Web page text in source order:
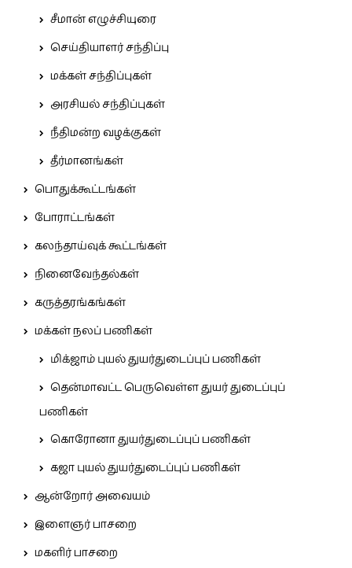
சீமான் எழுச்சியுரை
செய்தியாளர் சந்திப்பு
மக்கள் சந்திப்புகள்
அரசியல் சந்திப்புகள்
நீதிமன்ற வழக்குகள்
தீர்மானங்கள்
பொதுக்கூட்டங்கள்
போராட்டங்கள்
கலந்தாய்வுக் கூட்டங்கள்
நினைவேந்தல்கள்
கருத்தரங்கங்கள்
மக்கள் நலப் பணிகள்
மிக்ஜாம் புயல் துயர்துடைப்புப் பணிகள்
தென்மாவட்ட பெருவெள்ள துயர் துடைப்புப்
பணிகள்
கொரோனா துயர்துடைப்புப் பணிகள்
கஜா புயல் துயர்துடைப்புப் பணிகள்
ஆன்றோர் அவையம்
இளைஞர் பாசறை
மகளிர் பாசறை